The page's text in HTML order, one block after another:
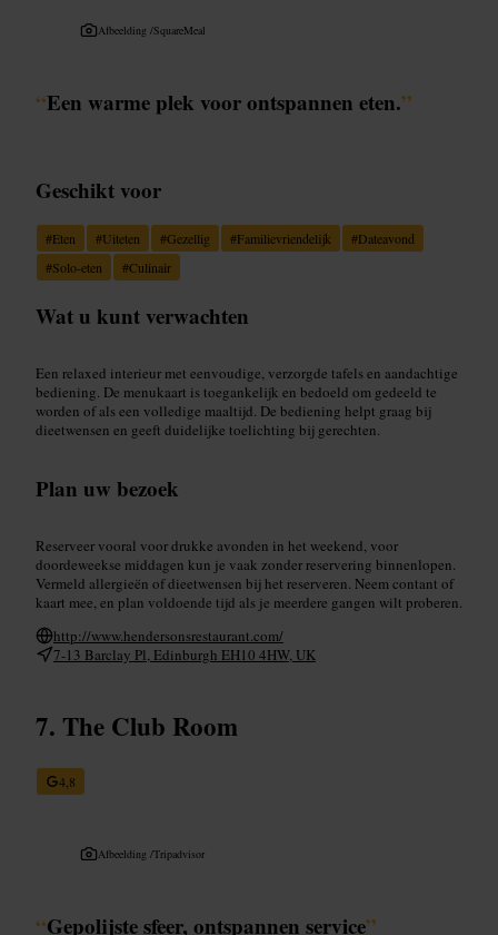
Afbeelding /SquareMeal
“Een warme plek voor ontspannen eten.”
Geschikt voor
#Eten #Uiteten #Gezellig #Familievriendelijk #Dateavond
#Solo-eten #Culinair
Wat u kunt verwachten
Een relaxed interieur met eenvoudige, verzorgde tafels en aandachtige
bediening. De menukaart is toegankelijk en bedoeld om gedeeld te
worden of als een volledige maaltijd. De bediening helpt graag bij
dieetwensen en geeft duidelijke toelichting bij gerechten.
Plan uw bezoek
Reserveer vooral voor drukke avonden in het weekend, voor
doordeweekse middagen kun je vaak zonder reservering binnenlopen.
Vermeld allergieën of dieetwensen bij het reserveren. Neem contant of
kaart mee, en plan voldoende tijd als je meerdere gangen wilt proberen.
http://www.hendersonsrestaurant.com/
7-13 Barclay Pl, Edinburgh EH10 4HW, UK
The Club Room
4,8
Afbeelding /Tripadvisor
“Gepolijste sfeer, ontspannen service”